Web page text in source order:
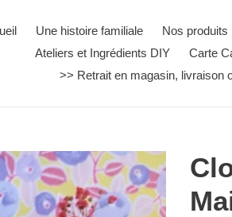
Une histoire familiale Nos produits
Ateliers et Ingrédients DIY
Carte
>> Retrait en magasin, livraison